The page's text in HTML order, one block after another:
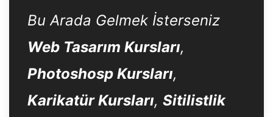
Bu Arada Gelmek İsterseniz
Web Tasarım Kursları,
Photoshosp Kursları,
Karikatür Kursları, Sitilistlik